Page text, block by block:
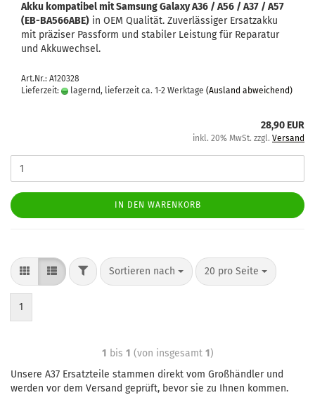
Akku kom­pa­ti­bel mit Sam­sung Ga­la­xy A36 / A56 / A37 / A57
(EB-​BA566ABE) in OEM Qua­li­tät. Zu­ver­läs­si­ger Er­satz­ak­ku
mit prä­zi­ser Pass­form und sta­bi­ler Leis­tung für Re­pa­ra­tur
und Ak­ku­wech­sel.
Art.Nr.: A120328
Lieferzeit:
lagernd, lieferzeit ca. 1-2 Werktage (Ausland abweichend)
28,90 EUR
inkl. 20% MwSt. zzgl. Versand
IN DEN WARENKORB
Sortieren nach 20 pro Seite
1
1 bis 1 (von insgesamt 1)
Unsere A37 Ersatzteile stammen direkt vom Großhändler und
werden vor dem Versand geprüft, bevor sie zu Ihnen kommen.